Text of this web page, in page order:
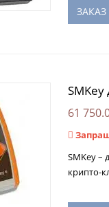
61
SMKey –
крипто-